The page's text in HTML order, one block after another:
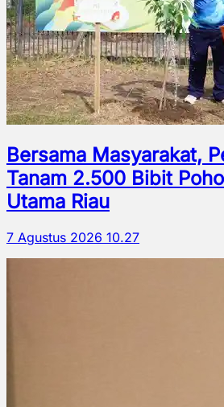
Bersama Masyarakat,
Tanam 2.500 Bibit
Utama Riau
7 Agustus 2026 10.27